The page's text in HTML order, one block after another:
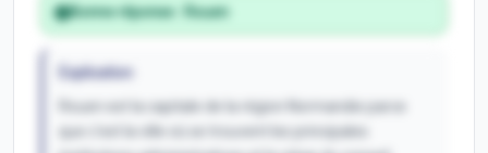
Bonne réponse : Rouen
Explication
Rouen est la capitale de la région Normandie parce
que c'est la ville où se trouvent les principales